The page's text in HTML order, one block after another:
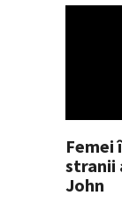
Femei
stranii
John